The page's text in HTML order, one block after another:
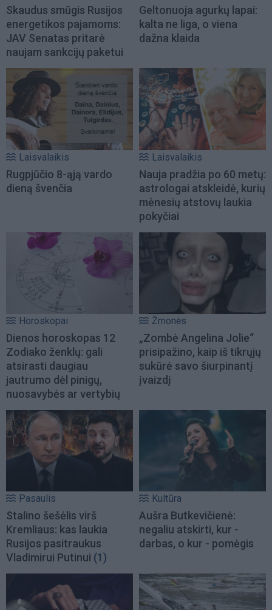
Skaudus smūgis Rusijos
energetikos pajamoms:
JAV Senatas pritarė
naujam sankcijų paketui
Geltonuoja agurkų lapai:
kalta ne liga, o viena
dažna klaida
Laisvalaikis
Rugpjūčio 8-ąją vardo
dieną švenčia
Laisvalaikis
Nauja pradžia po 60 metų:
astrologai atskleidė, kurių
mėnesių atstovų laukia
pokyčiai
Horoskopai
Dienos horoskopas 12
Zodiako ženklų: gali
atsirasti daugiau
jautrumo dėl pinigų,
nuosavybės ar vertybių
Žmonės
„Zombė Angelina Jolie“
prisipažino, kaip iš tikrųjų
sukūrė savo šiurpinantį
įvaizdį
Pasaulis
Stalino šešėlis virš
Kremliaus: kas laukia
Rusijos pasitraukus
Vladimirui Putinui (1)
Kultūra
Aušra Butkevičienė:
negaliu atskirti, kur -
darbas, o kur - pomėgis